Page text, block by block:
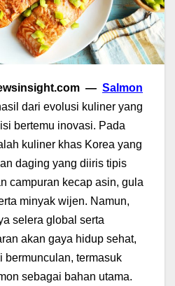
— Salmon
dari evolusi kuliner yang
bertemu inovasi. Pada
kuliner khas Korea yang
daging yang diiris tipis
campuran kecap asin, gula
minyak wijen. Namun,
selera global serta
akan gaya hidup sehat,
bermunculan, termasuk
sebagai bahan utama.